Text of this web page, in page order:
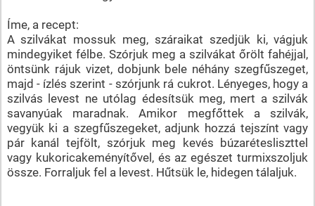
Íme, a recept:
A szilvákat mossuk meg, száraikat szedjük ki, vágjuk
mindegyiket félbe. Szórjuk meg a szilvákat őrölt fahéjjal,
öntsünk rájuk vizet, dobjunk bele néhány szegfűszeget,
majd - ízlés szerint - szórjunk rá cukrot. Lényeges, hogy a
szilvás levest ne utólag édesítsük meg, mert a szilvák
savanyúak maradnak. Amikor megfőttek a szilvák,
vegyük ki a szegfűszegeket, adjunk hozzá tejszínt vagy
pár kanál tejfölt, szórjuk meg kevés búzarétesliszttel
vagy kukoricakeményítővel, és az egészet turmixszoljuk
össze. Forraljuk fel a levest. Hűtsük le, hidegen tálaljuk.